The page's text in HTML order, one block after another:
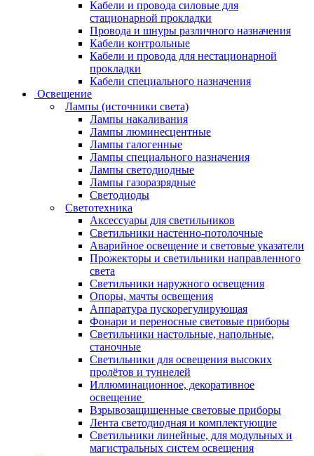
Кабели и провода силовые для
стационарной прокладки
Провода и шнуры различного назначения
Кабели контрольные
Кабели и провода для нестационарной
прокладки
Кабели специального назначения
Освещение
Лампы (источники света)
Лампы накаливания
Лампы люминесцентные
Лампы галогенные
Лампы специального назначения
Лампы светодиодные
Лампы газоразрядные
Светодиоды
Светотехника
Аксессуары для светильников
Светильники настенно-потолочные
Аварийное освещение и световые указатели
Прожекторы и светильники направленного
света
Светильники наружного освещения
Опоры, мачты освещения
Аппаратура пускорегулирующая
Фонари и переносные световые приборы
Светильники настольные, напольные,
станочные
Светильники для освещения высоких
пролётов и туннелей
Иллюминационное, декоративное
освещение
Взрывозащищенные световые приборы
Лента светодиодная и комплектующие
Светильники линейные, для модульных и
магистральных систем освещения